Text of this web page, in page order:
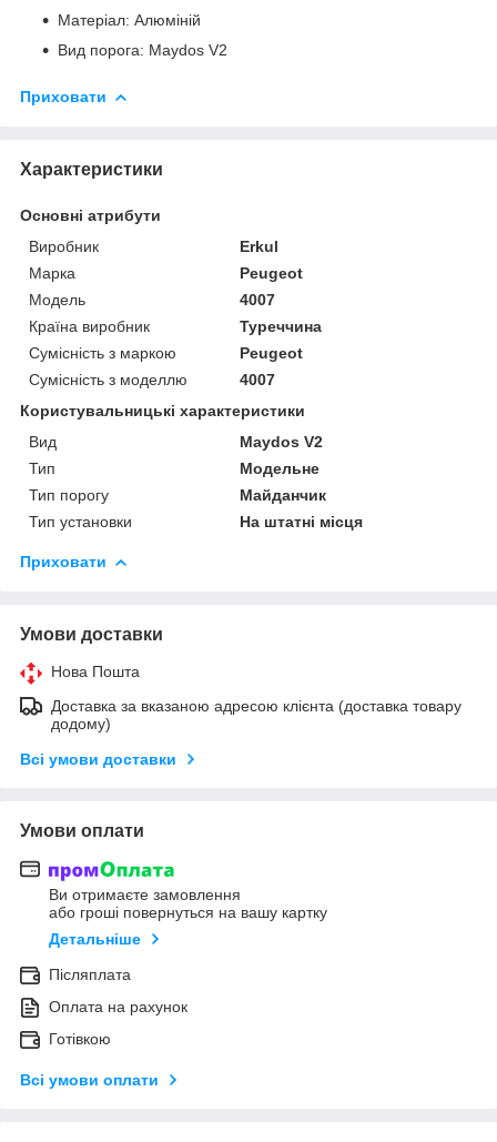
Матеріал: Алюміній
Вид порога: Maydos V2
Приховати
Характеристики
Основні атрибути
Виробник
Erkul
Марка
Peugeot
Модель
4007
Країна виробник
Туреччина
Сумісність з маркою
Peugeot
Сумісність з моделлю
4007
Користувальницькі характеристики
Вид
Maydos V2
Тип
Модельне
Тип порогу
Майданчик
Тип установки
На штатні місця
Приховати
Умови доставки
Нова Пошта
Доставка за вказаною адресою клієнта (доставка товару
додому)
Всі умови доставки
Умови оплати
Ви отримаєте замовлення
або гроші повернуться на вашу картку
Детальніше
Післяплата
Оплата на рахунок
Готівкою
Всі умови оплати